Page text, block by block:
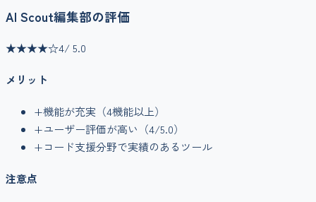
AI Scout編集部の評価
★★★★☆4/ 5.0
メリット
+機能が充実（4機能以上）
+ユーザー評価が高い（4/5.0）
+コード支援分野で実績のあるツール
注意点